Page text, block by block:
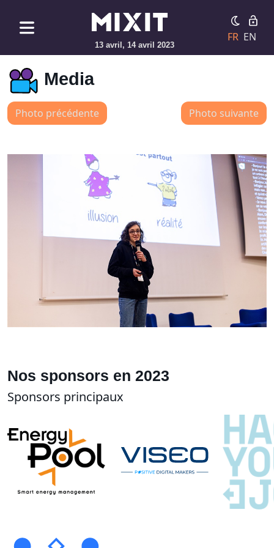
13 avril, 14 avril 2023
FR EN
Media
Photo précédente Photo suivante
Nos sponsors en 2023
Sponsors principaux